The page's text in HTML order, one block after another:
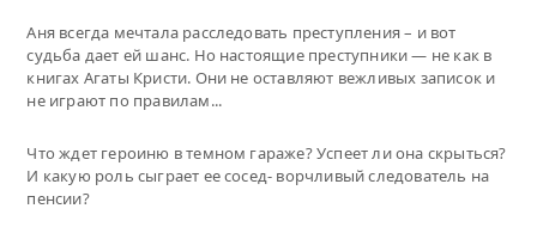
Аня всегда мечтала расследовать преступления – и вот
судьба дает ей шанс. Но настоящие преступники — не как в
книгах Агаты Кристи. Они не оставляют вежливых записок и
не играют по правилам...
Что ждет героиню в темном гараже? Успеет ли она скрыться?
И какую роль сыграет ее сосед- ворчливый следователь на
пенсии?